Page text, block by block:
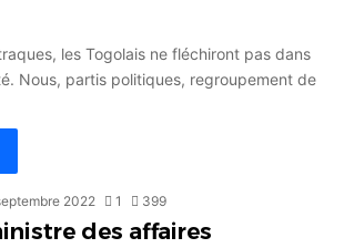
les Togolais ne fléchiront pas dans
Nous, partis politiques, regroupement de
2022 1 399
des affaires